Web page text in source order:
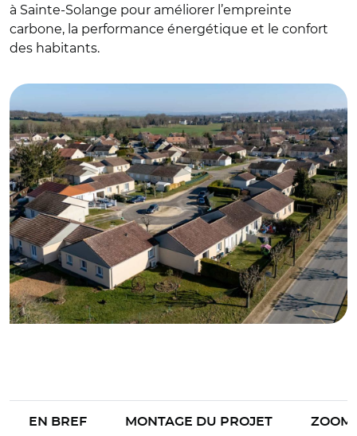
à Sainte-Solange pour améliorer l’empreinte
carbone, la performance énergétique et le confort
des habitants.
EN BREF MONTAGE DU PROJET ZOOM